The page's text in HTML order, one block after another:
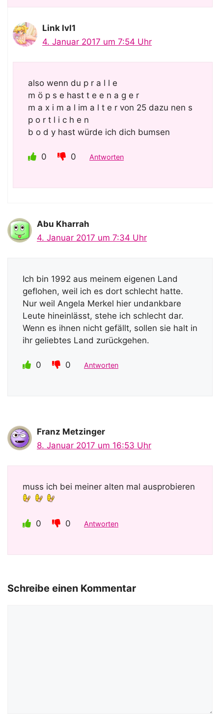
Link lvl1
4. Januar 2017 um 7:54 Uhr
also wenn du p r a l l e
m ö p s e hast t e e n a g e r
m a x i m a l im a l t e r von 25 dazu nen s
p o r t l i c h e n
b o d y hast würde ich dich bumsen
0 0 Antworten
Abu Kharrah
4. Januar 2017 um 7:34 Uhr
Ich bin 1992 aus meinem eigenen Land
geflohen, weil ich es dort schlecht hatte.
Nur weil Angela Merkel hier undankbare
Leute hineinlässt, stehe ich schlecht dar.
Wenn es ihnen nicht gefällt, sollen sie halt in
ihr geliebtes Land zurückgehen.
0 0 Antworten
Franz Metzinger
8. Januar 2017 um 16:53 Uhr
muss ich bei meiner alten mal ausprobieren
0 0 Antworten
Schreibe einen Kommentar